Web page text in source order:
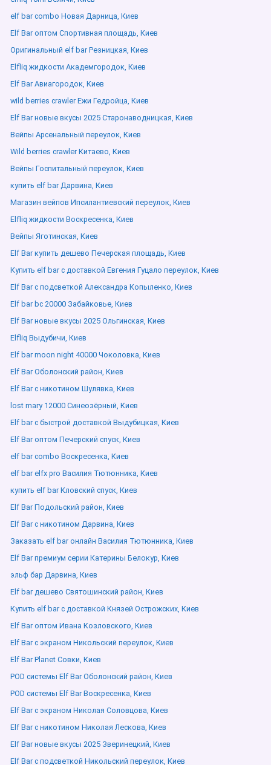
elf bar combo Новая Дарница, Киев
Elf Bar оптом Спортивная площадь, Киев
Оригинальный elf bar Резницкая, Киев
Elfliq жидкости Академгородок, Киев
Elf Bar Авиагородок, Киев
wild berries crawler Ежи Гедройца, Киев
Elf Bar новые вкусы 2025 Старонаводницкая, Киев
Вейпы Арсенальный переулок, Киев
Wild berries crawler Китаево, Киев
Вейпы Госпитальный переулок, Киев
купить elf bar Дарвина, Киев
Магазин вейпов Ипсилантиевский переулок, Киев
Elfliq жидкости Воскресенка, Киев
Вейпы Яготинская, Киев
Elf Bar купить дешево Печерская площадь, Киев
Купить elf bar с доставкой Евгения Гуцало переулок, Киев
Elf Bar с подсветкой Александра Копыленко, Киев
Elf bar bc 20000 Забайковье, Киев
Elf Bar новые вкусы 2025 Ольгинская, Киев
Elfliq Выдубичи, Киев
Elf bar moon night 40000 Чоколовка, Киев
Elf Bar Оболонский район, Киев
Elf Bar с никотином Шулявка, Киев
lost mary 12000 Синеозёрный, Киев
Elf bar с быстрой доставкой Выдубицкая, Киев
Elf Bar оптом Печерский спуск, Киев
elf bar combo Воскресенка, Киев
elf bar elfx pro Василия Тютюнника, Киев
купить elf bar Кловский спуск, Киев
Elf Bar Подольский район, Киев
Elf Bar с никотином Дарвина, Киев
Заказать elf bar онлайн Василия Тютюнника, Киев
Elf Bar премиум серии Катерины Белокур, Киев
эльф бар Дарвина, Киев
Elf bar дешево Святошинский район, Киев
Купить elf bar с доставкой Князей Острожских, Киев
Elf Bar оптом Ивана Козловского, Киев
Elf Bar с экраном Никольский переулок, Киев
Elf Bar Planet Совки, Киев
POD системы Elf Bar Оболонский район, Киев
POD системы Elf Bar Воскресенка, Киев
Elf Bar с экраном Николая Соловцова, Киев
Elf Bar с никотином Николая Лескова, Киев
Elf Bar новые вкусы 2025 Зверинецкий, Киев
Elf Bar с подсветкой Никольский переулок, Киев